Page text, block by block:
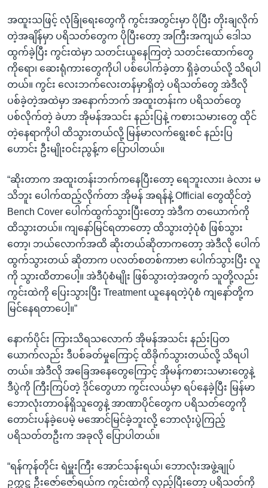
အထူးသဖြင့် လုံခြုံရေးတွေကို ကွင်းအတွင်းမှာ ပိုပြီး တိုးချလိုက်
တဲ့အချိန်မှာ ပရိသတ်တွေက ပိုပြီးတော့ အကြီးအကျယ် ဒေါသ
ထွက်ခဲ့ပြီး ကွင်းထဲမှာ သတင်းယူနေကြတဲ့ သတင်းထောက်တွေ
ကိုရော၊ ဆေးရုံကားတွေကိုပါ ပစ်ပေါက်ခဲ့တာ ရှိခဲ့တယ်လို့ သိရပါ
တယ်။ ကွင်း လေးဘက်လေးတန်မှာရှိတဲ့ ပရိသတ်တွေ အဲဒီလို
ပစ်ခဲ့တဲ့အထဲမှာ အနောက်ဘက် အထူးတန်းက ပရိသတ်တွေ
ပစ်လိုက်တဲ့ ခဲဟာ အိုမန်အသင်း နည်းပြနဲ့ ကစားသမားတွေ ထိုင်
တဲ့နေရာကိုပါ ထိသွားတယ်လို့ မြန်မာလက်ရွေးစင် နည်းပြ
ဟောင်း ဦးမျိုးဝင်းညွန့်က ပြောပါတယ်။
“ဆိုးတာက အထူးတန်းဘက်ကနေပြီးတော့ ရေဘူးလား၊ ခဲလား မ
သိဘူး ပေါက်ထည့်လိုက်တာ အိုမန် အရန်နဲ့ Official တွေထိုင်တဲ့
Bench Cover ပေါက်ထွက်သွားပြီးတော့ အဲဒီက တယောက်ကို
ထိသွားတယ်။ ကျနော်မြင်ရတာတော့ ထိသွားတဲ့ပုံစံ ဖြစ်သွား
တော့၊ ဘယ်လောက်အထိ ဆိုးတယ်ဆိုတာကတော့ အဲဒီလို ပေါက်
ထွက်သွားတယ် ဆိုတာက ပလတ်စတစ်ကာဗာ ပေါက်သွားပြီး လူ
ကို သွားထိတာပေါ့။ အဲဒီပုံစံမျိုး ဖြစ်သွားတဲ့အတွက် သူတို့လည်း
ကွင်းထဲကို ပြေးသွားပြီး Treatment ယူနေရတဲ့ပုံစံ ကျနော်တို့က
မြင်နေရတာပေါ့။”
နောက်ပိုင်း ကြားသိရသလောက် အိုမန်အသင်း နည်းပြတ
ယောက်လည်း ဒီပစ်ခတ်မှုကြောင့် ထိခိုက်သွားတယ်လို့ သိရပါ
တယ်။ အဲဒီလို အခြေအနေတွေကြောင့် အိုမန်ကစားသမားတွေနဲ့
ဒီပွဲကို ကြီးကြပ်တဲ့ ဒိုင်တွေဟာ ကွင်းလယ်မှာ ရပ်နေခဲ့ပြီး မြန်မာ
ဘောလုံးတာဝန်ရှိသူတွေနဲ့ အာဏာပိုင်တွေက ပရိသတ်တွေကို
တောင်းပန်ခဲ့ပေမဲ့ မအောင်မြင်ခဲ့ဘူးလို့ ဘောလုံးပွဲကြည့်
ပရိသတ်တဦးက အခုလို ပြောပါတယ်။
“ရန်ကုန်တိုင်း ရဲမှူးကြီး အောင်သန်းရယ်၊ ဘောလုံးအဖွဲ့ချုပ်
ဥက္ကဋ္ဌ ဦးဇော်ဇော်ရယ်က ကွင်းထဲကို လှည့်ပြီးတော့ ပရိသတ်ကို